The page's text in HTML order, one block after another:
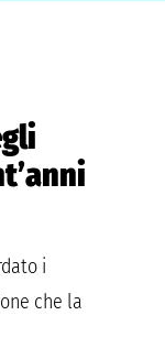
i
che la